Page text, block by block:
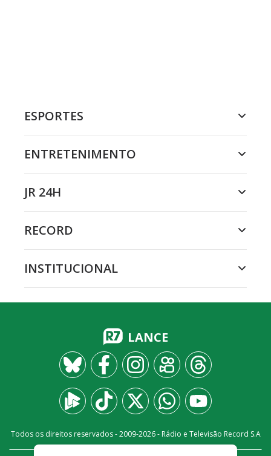
ESPORTES
ENTRETENIMENTO
JR 24H
RECORD
INSTITUCIONAL
LANCE
Todos os direitos reservados - 2009-2026- Rádio e Televisão Record S.A